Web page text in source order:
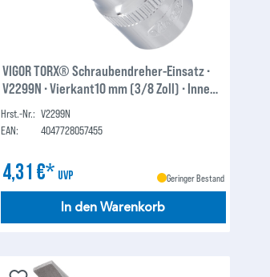
VIGOR TORX® Schraubendreher-Einsatz ∙
V2299N ∙ Vierkant10 mm (3/8 Zoll) ∙ Innen
TORX® Profil ∙ T30
Hrst.-Nr.: V2299N
EAN:
4047728057455
4,31 €* UVP Geringer Bestand
In den Warenkorb